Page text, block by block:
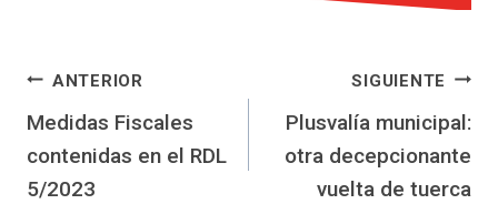
Navegación
de
entradas
ANTERIOR
Medidas Fiscales
contenidas en el RDL
5/2023
SIGUIENTE
Plusvalía municipal:
otra decepcionante
vuelta de tuerca